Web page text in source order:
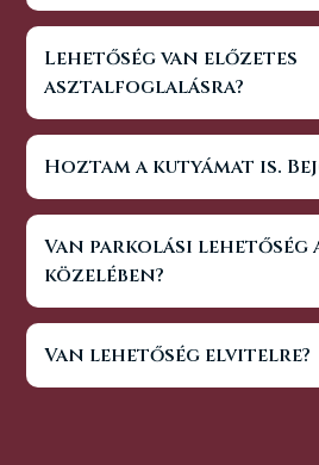
Lehetőség van előzetes
asztalfoglalásra?
Hoztam a kutyámat is.
Van parkolási lehetőség
közelében?
Van lehetőség elvitelre?